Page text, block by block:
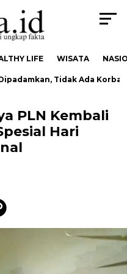
LIFE WISATA
Tidak Ada Korban
PLN Kembali
Hari